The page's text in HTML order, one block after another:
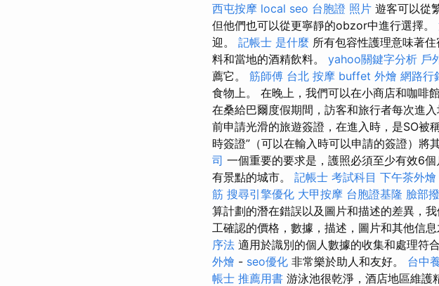
西屯按摩 local seo 台胞證 照片 遊客可以從
但他們也可以從更寧靜的obzor中進行選擇。
迎。 記帳士 是什麼 所有包容性護理意味著
料和當地的酒精飲料。 yahoo關鍵字分析 戶
薦它。 筋師傅 台北 按摩 buffet 外燴 網路行
食物上。 在晚上，我們可以在小商店和咖啡
在桑給巴爾度假期間，訪客和旅行者每次進
前申請光滑的旅遊簽證，在進入時，是SO被
時簽證”（可以在輸入時可以申請的簽證）將
司 一個重要的要求是，護照必須至少有效6
有景點的城市。 記帳士 考試科目 下午茶外燴
筋 搜尋引擎優化 大甲按摩 台胞證基隆 臉部
算計劃的潛在錯誤以及圖片和描述的差異，我
工確認的價格，數據，描述，圖片和其他信
序法 適用於識別的個人數據的收集和處理符
外燴 - seo優化 非常樂於助人和友好。 台中
帳士 推薦用書 游泳池很乾淨，酒店地區維護